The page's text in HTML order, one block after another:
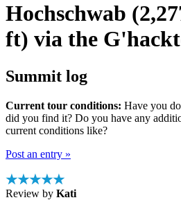
Hochschwab
ft) via the
Summit log
Current tour conditions: Have you
did you find it? Do you have any
current conditions like?
Post an entry »
★★★★★
Review by Kati